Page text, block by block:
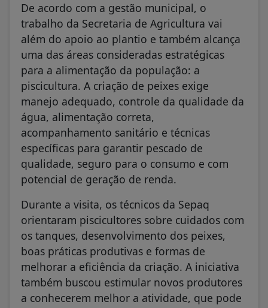
De acordo com a gestão municipal, o
trabalho da Secretaria de Agricultura vai
além do apoio ao plantio e também alcança
uma das áreas consideradas estratégicas
para a alimentação da população: a
piscicultura. A criação de peixes exige
manejo adequado, controle da qualidade da
água, alimentação correta,
acompanhamento sanitário e técnicas
específicas para garantir pescado de
qualidade, seguro para o consumo e com
potencial de geração de renda.
Durante a visita, os técnicos da Sepaq
orientaram piscicultores sobre cuidados com
os tanques, desenvolvimento dos peixes,
boas práticas produtivas e formas de
melhorar a eficiência da criação. A iniciativa
também buscou estimular novos produtores
a conhecerem melhor a atividade, que pode